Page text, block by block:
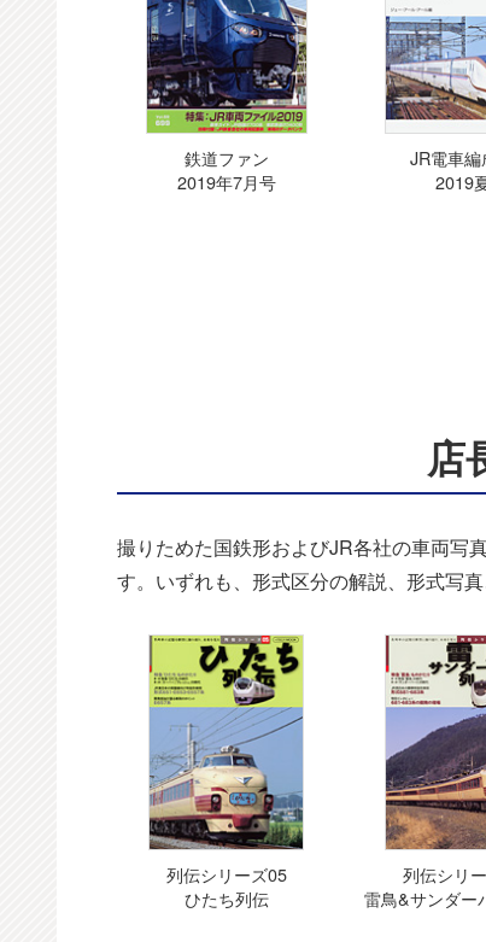
鉄道ファン
2019年7月号
JR電車編
2019
店
撮りためた国鉄形およびJR各社の車両写
す。いずれも、形式区分の解説、形式写
列伝シリーズ05
ひたち列伝
列伝シリ
雷鳥&サンダー